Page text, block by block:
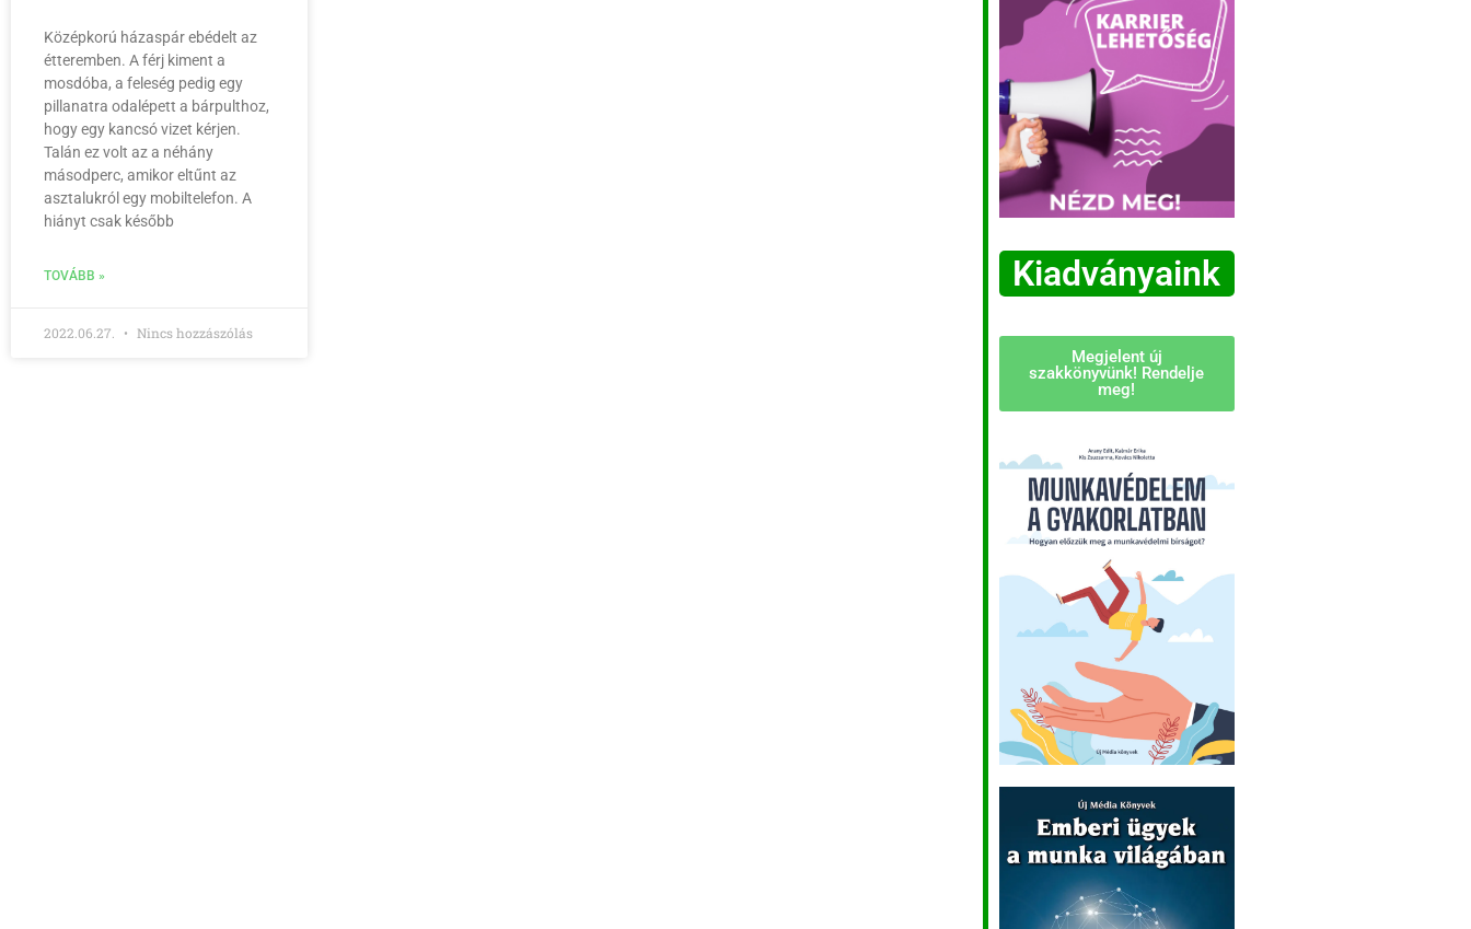
Középkorú házaspár ebédelt az
étteremben. A férj kiment a
mosdóba, a feleség pedig egy
pillanatra odalépett a bárpulthoz,
hogy egy kancsó vizet kérjen.
Talán ez volt az a néhány
másodperc, amikor eltűnt az
asztalukról egy mobiltelefon. A
hiányt csak később
TOVÁBB »
2022.06.27. Nincs hozzászólás
Kiadványaink
Megjelent új
szakkönyvünk! Rendelje
meg!